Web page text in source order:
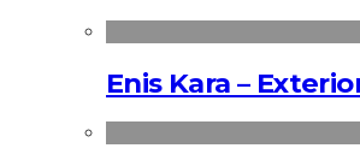
Enis Kara –